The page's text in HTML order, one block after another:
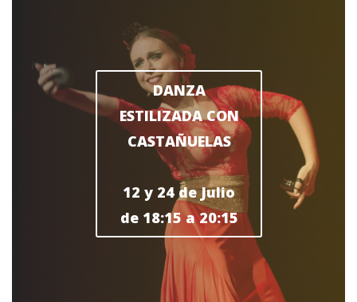
DANZA
ESTILIZADA CON
CASTAÑUELAS
12 y 24 de Julio
de 18:15 a 20:15